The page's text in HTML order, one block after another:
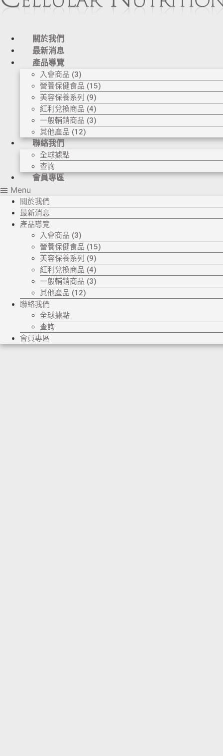
信任產品及滿意度達99.4%
◆ AIR PURIFIER 水氧機,創造清新舒適空氣,
讓身心靈舒緩放鬆
◆ 熱烈恭賀TOTAL SWISS 榮獲青春再生發
◆ 熱烈恭賀TOTAL SWISS 榮獲優質策略夥
◆ 熱烈恭賀全球城巿天使協會榮獲最具創造
◆ 熱烈恭賀 Fit Solution 榮獲 歐洲素食聯盟
關於我們
最新消息
產品導覽
入會商品 (3)
營養保健食品 (15)
美容保養系列 (9)
紅利兌換商品 (4)
一般輔銷商品 (3)
其他產品 (12)
聯絡我們
全球據點
查詢
會員專區
Menu
關於我們
最新消息
產品導覽
入會商品 (3)
營養保健食品 (15)
美容保養系列 (9)
紅利兌換商品 (4)
一般輔銷商品 (3)
其他產品 (12)
聯絡我們
全球據點
查詢
會員專區